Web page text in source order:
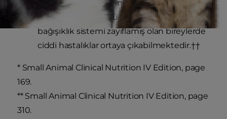
temas halinde olan insanlara bakteri
geçebilmektedir. Küçük çocuklar, yaşlılar ve
bağışıklık sistemi zayıflamış olan bireylerde
ciddi hastalıklar ortaya çıkabilmektedir.††
* Small Animal Clinical Nutrition IV Edition, page
169.
** Small Animal Clinical Nutrition IV Edition, page
310.